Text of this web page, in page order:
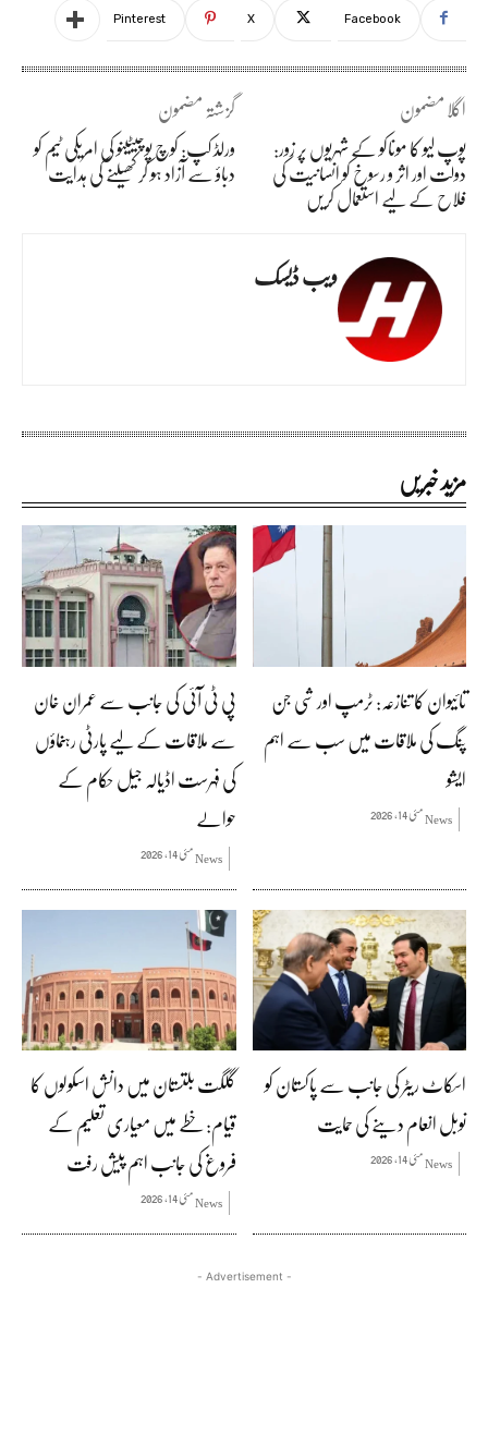
Facebook
X
Pinterest
گزشتہ مضمون
ورلڈ کپ: کوچ پوچیٹینو کی امریکی ٹیم کو
دباؤ سے آزاد ہو کر کھیلنے کی ہدایت
اگلا مضمون
پوپ لیو کا موناکو کے شہریوں پر زور:
دولت اور اثر و رسوخ کو انسانیت کی
فلاح کے لیے استعمال کریں
ویب ڈیسک
مزید خبریں
تائیوان کا تنازعہ: ٹرمپ اور شی جن
پنگ کی ملاقات میں سب سے اہم
ایشو
Newsمئی 14, 2026
پی ٹی آئی کی جانب سے عمران خان
سے ملاقات کے لیے پارٹی رہنماؤں
کی فہرست اڈیالہ جیل حکام کے
حوالے
Newsمئی 14, 2026
اسکاٹ ریٹر کی جانب سے پاکستان کو
نوبل انعام دینے کی حمایت
Newsمئی 14, 2026
گلگت بلتستان میں دانش اسکولوں کا
قیام: خطے میں معیاری تعلیم کے
فروغ کی جانب اہم پیش رفت
Newsمئی 14, 2026
- Advertisement -